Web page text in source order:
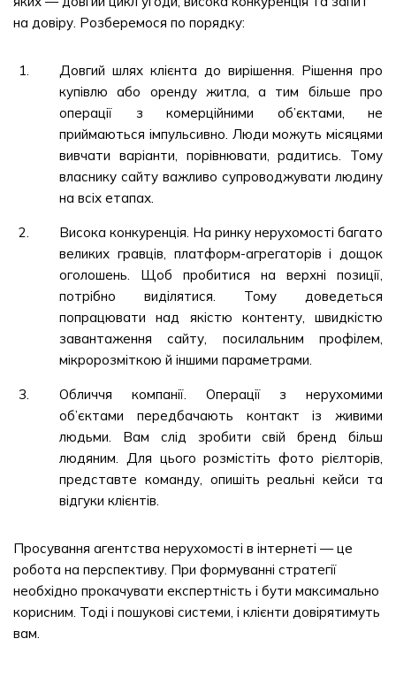
на довіру. Розберемося по порядку:
Довгий шлях клієнта до вирішення. Рішення про
купівлю або оренду житла, а тим більше про
операції з комерційними об’єктами, не
приймаються імпульсивно. Люди можуть місяцями
вивчати варіанти, порівнювати, радитись. Тому
власнику сайту важливо супроводжувати людину
на всіх етапах.
Висока конкуренція. На ринку нерухомості багато
великих гравців, платформ-агрегаторів і дощок
оголошень. Щоб пробитися на верхні позиції,
потрібно виділятися. Тому доведеться
попрацювати над якістю контенту, швидкістю
завантаження сайту, посилальним профілем,
мікророзміткою й іншими параметрами.
Обличчя компанії. Операції з нерухомими
об’єктами передбачають контакт із живими
людьми. Вам слід зробити свій бренд більш
людяним. Для цього розмістіть фото рієлторів,
представте команду, опишіть реальні кейси та
відгуки клієнтів.
Просування агентства нерухомості в інтернеті — це
робота на перспективу. При формуванні стратегії
необхідно прокачувати експертність і бути максимально
корисним. Тоді і пошукові системи, і клієнти довірятимуть
вам.